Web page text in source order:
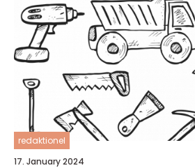
redaktionel
17. January 2024